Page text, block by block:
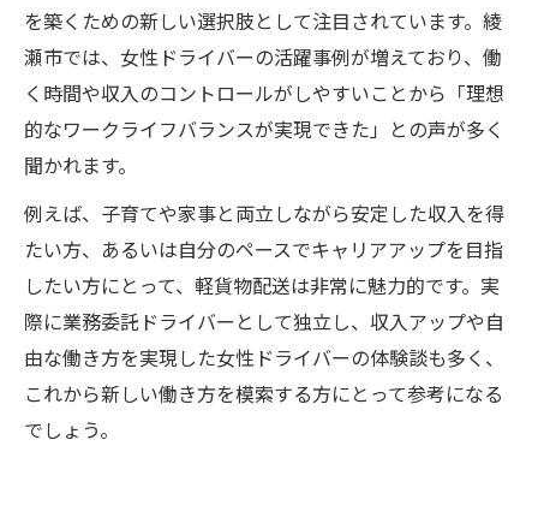
を築くための新しい選択肢として注目されています。綾
瀬市では、女性ドライバーの活躍事例が増えており、働
く時間や収入のコントロールがしやすいことから「理想
的なワークライフバランスが実現できた」との声が多く
聞かれます。
例えば、子育てや家事と両立しながら安定した収入を得
たい方、あるいは自分のペースでキャリアアップを目指
したい方にとって、軽貨物配送は非常に魅力的です。実
際に業務委託ドライバーとして独立し、収入アップや自
由な働き方を実現した女性ドライバーの体験談も多く、
これから新しい働き方を模索する方にとって参考になる
でしょう。